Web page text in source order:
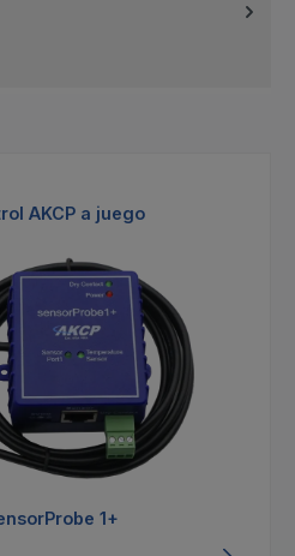
AKCP a juego
1+